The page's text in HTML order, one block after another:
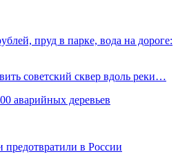
пруд в парке, вода на дороге:
советский сквер вдоль реки…
аварийных деревьев
предотвратили в России